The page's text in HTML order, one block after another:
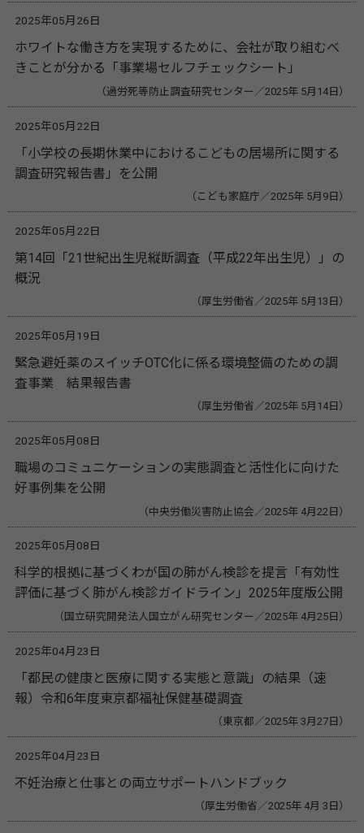
2025年05月26日
ホワイトな働き方を実現するために、会社が取り組むべ
きことが分かる「事業場セルフチェックシート」
（過労死等防止調査研究センター／2025年 5月14日）
2025年05月22日
「小学校の長期休業中におけるこどもの居場所に関する
調査研究報告書」を公開
（こども家庭庁／2025年 5月9日）
2025年05月22日
第14回「21世紀出生児縦断調査（平成22年出生児）」の
概況
（厚生労働省／2025年 5月13日）
2025年05月19日
緊急避妊薬のスイッチOTC化に係る環境整備のための調
査事業 結果報告書
（厚生労働省／2025年 5月14日）
2025年05月08日
職場のコミュニケーションの実態調査と活性化に向けた
好事例集を公開
（中央労働災害防止協会／2025年 4月22日）
2025年05月08日
科学的根拠に基づくわが国の肺がん検診を提言「有効性
評価に基づく肺がん検診ガイドライン」2025年度版公開
（国立研究開発法人国立がん研究センター／2025年 4月25日）
2025年04月23日
「都民の健康と医療に関する実態と意識」の結果（速
報）令和6年度東京都福祉保健基礎調査
（東京都／2025年 3月27日）
2025年04月23日
不妊治療と仕事との両立サポートハンドブック
（厚生労働省／2025年 4月 3日）